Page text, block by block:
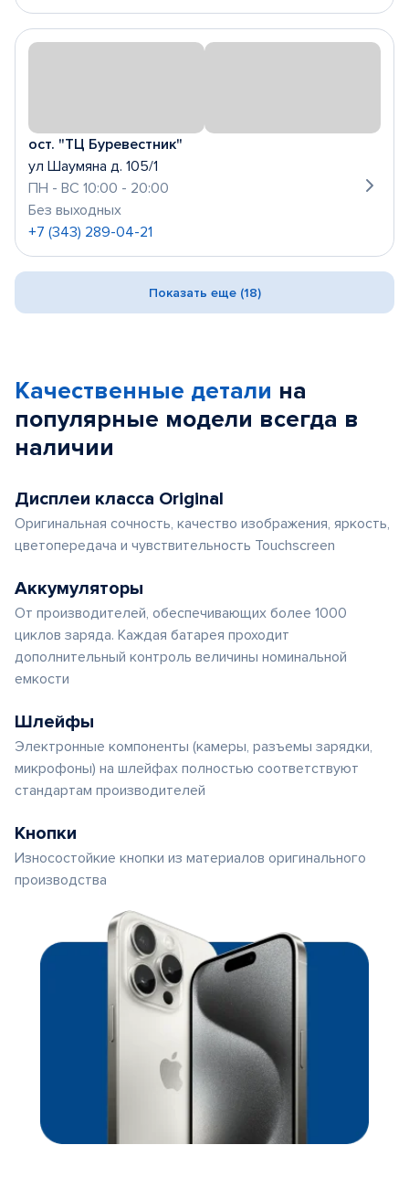
ост. "ТЦ Буревестник"
ул Шаумяна д. 105/1
ПН - ВС 10:00 - 20:00
Без выходных
+7 (343) 289-04-21
Показать еще (18)
Качественные детали на
популярные модели всегда в
наличии
Дисплеи класса Original
Оригинальная сочность, качество изображения, яркость,
цветопередача и чувствительность Touchscreen
Аккумуляторы
От производителей, обеспечивающих более 1000
циклов заряда. Каждая батарея проходит
дополнительный контроль величины номинальной
емкости
Шлейфы
Электронные компоненты (камеры, разъемы зарядки,
микрофоны) на шлейфах полностью соответствуют
стандартам производителей
Кнопки
Износостойкие кнопки из материалов оригинального
производства